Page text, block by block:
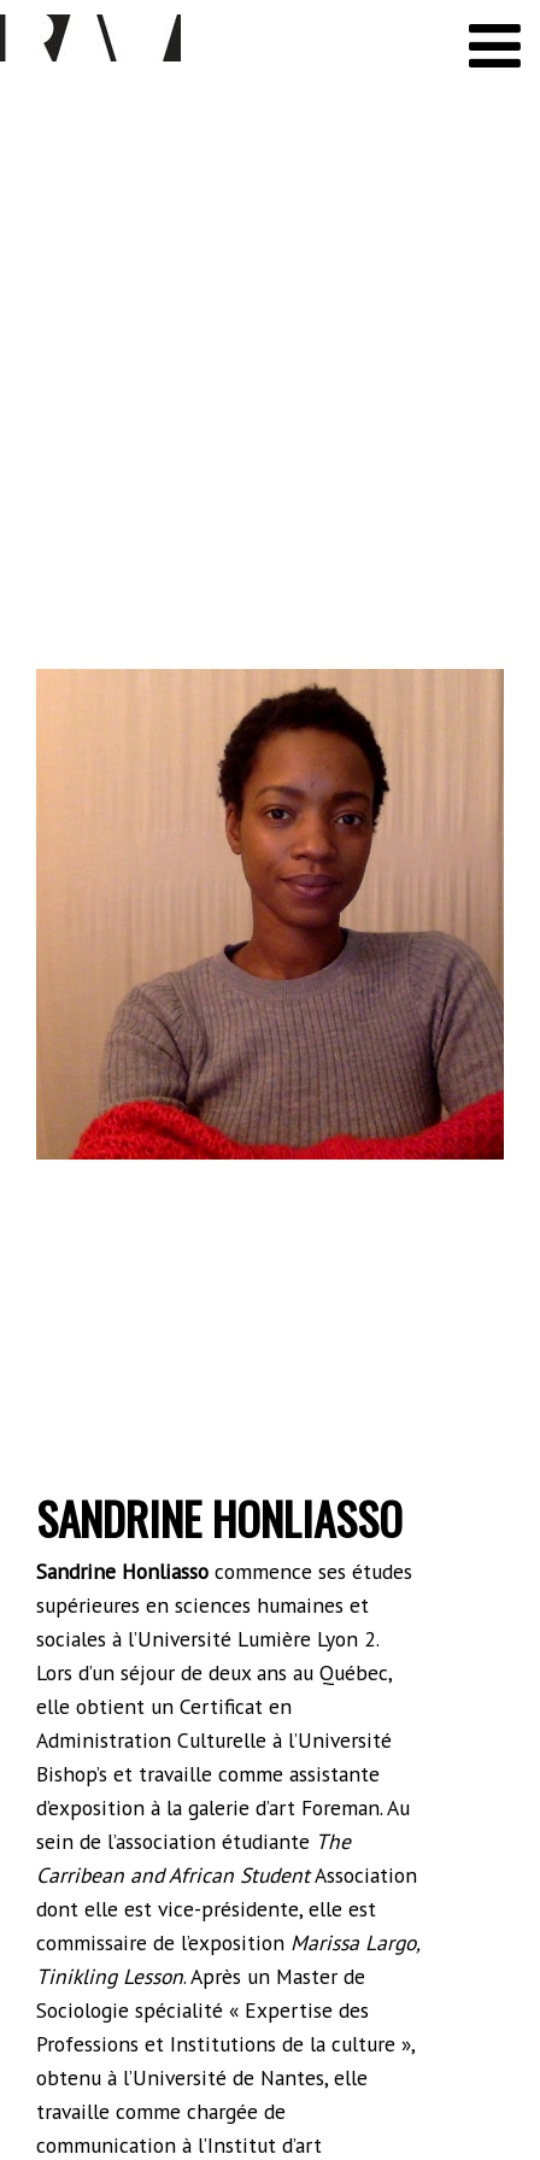
SANDRINE HONLIASSO
Sandrine Honliasso commence ses études
supérieures en sciences humaines et
sociales à l’Université Lumière Lyon 2.
Lors d’un séjour de deux ans au Québec,
elle obtient un Certificat en
Administration Culturelle à l’Université
Bishop’s et travaille comme assistante
d’exposition à la galerie d’art Foreman. Au
sein de l’association étudiante The
Carribean and African StudentAssociation
dont elle est vice-présidente, elle est
commissaire de l’exposition Marissa Largo,
Tinikling Lesson. Après un Master de
Sociologie spécialité « Expertise des
Professions et Institutions de la culture »,
obtenu à l’Université de Nantes, elle
travaille comme chargée de
communication à l’Institut d’art